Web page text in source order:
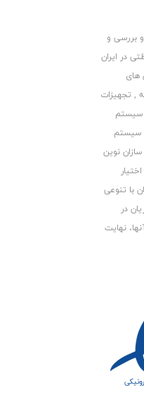
بررسی و
در ایران
های
, تجهیزات
سیستم
سیستم
نوین
با تنوعی
در
نهایت